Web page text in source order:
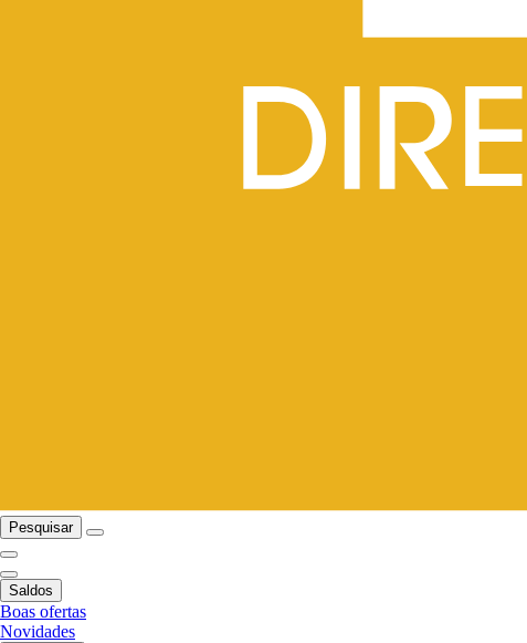
Pesquisar
Saldos
Boas ofertas
Novidades